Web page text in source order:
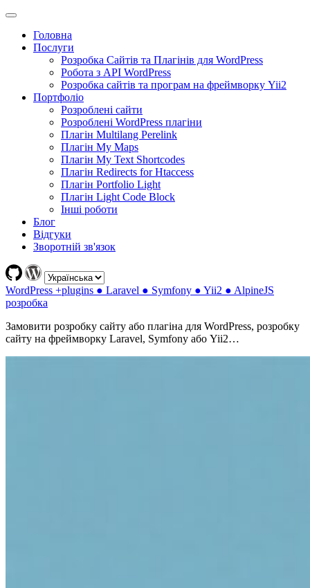
Головна
Послуги
Розробка Сайтів та Плагінів для WordPress
Робота з API WordPress
Розробка сайтів та програм на фреймворку Yii2
Портфоліо
Розроблені сайти
Розроблені WordPress плагіни
Плагін Multilang Perelink
Плагін My Maps
Плагін My Text Shortcodes
Плагін Redirects for Htaccess
Плагін Portfolio Light
Плагін Light Code Block
Інші роботи
Блог
Відгуки
Зворотній зв'язок
WordPress +plugins ● Laravel ● Symfony ● Yii2 ● AlpineJS
розробка
Замовити розробку сайту або плагіна для WordPress, розробку
сайту на фреймворку Laravel, Symfony або Yii2…